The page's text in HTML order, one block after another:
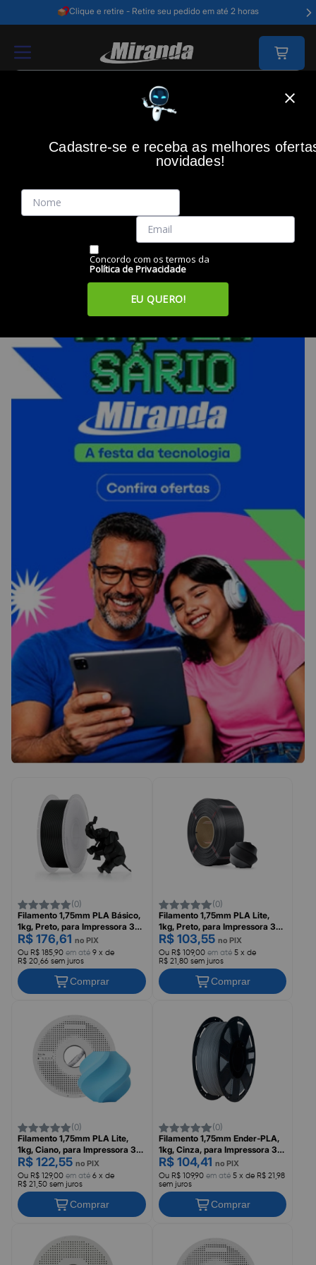
Clique e retire - Retire seu pedido em até 2 horas
SUPRIMENTO DE IMPRESSÃO 3D
(0)
Filamento 1,75mm PLA Básico,
1kg, Preto, para Impressora 3D,
Com Carretel Reutilizável,
BAMBU LAB
R$ 176,61 no PIX
Ou R$ 185,90 em até 9 x de
R$ 20,66 sem juros
Comprar
(0)
Filamento 1,75mm PLA Lite,
1kg, Preto, para Impressora 3D,
Sem Carretel, BAMBU LAB
R$ 103,55 no PIX
Ou R$ 109,00em até 5 x de
R$ 21,80 sem juros
Comprar
(0)
Filamento 1,75mm PLA Lite,
1kg, Ciano, para Impressora 3D,
Com Carretel Reutilizável,
BAMBU LAB
R$ 122,55 no PIX
Ou R$ 129,00 em até 6 x de
R$ 21,50 sem juros
Comprar
(0)
Filamento 1,75mm Ender-PLA,
1kg, Cinza, para Impressora 3D,
3301010122, CREALITY
R$ 104,41 no PIX
Ou R$ 109,90em até 5 x de R$ 21,98
sem juros
Comprar
Cadastre-se e receba as melhores
novidades!
Concordo com os termos da
Política de Privacidade
EU QUERO!